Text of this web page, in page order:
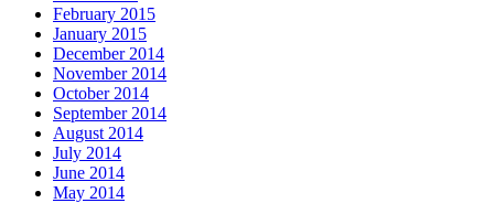
February 2015
January 2015
December 2014
November 2014
October 2014
September 2014
August 2014
July 2014
June 2014
May 2014